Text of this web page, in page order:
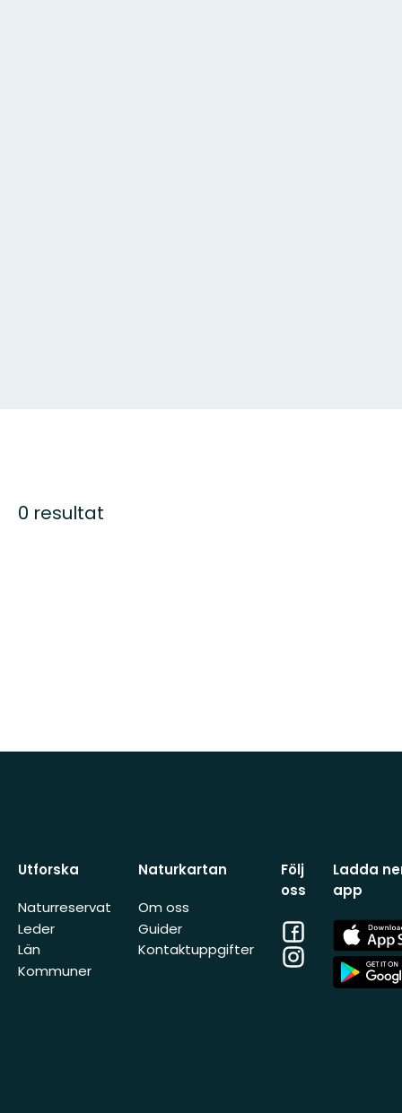
0 resultat
Utforska
Naturreservat
Leder
Län
Kommuner
Naturkartan
Om oss
Guider
Kontaktuppgifter
Följ
oss
Facebook
Instagram
Ladda
app
App
Store
App
Store